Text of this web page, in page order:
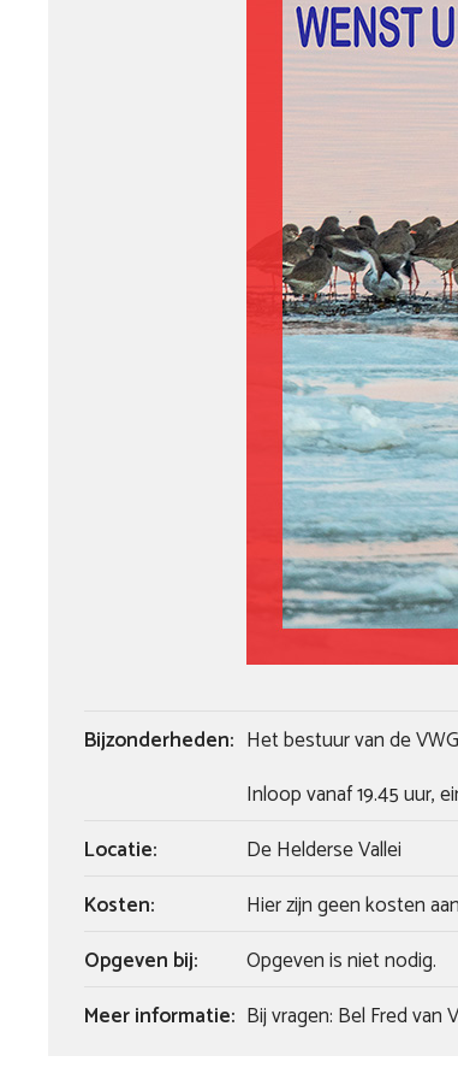
Bijzonderheden: Het bestuur van de
Inloop vanaf 19.45 uur,
Locatie:
De Helderse Vallei
Kosten:
Hier zijn geen kosten
Opgeven bij:
Opgeven is niet nodig.
Meer informatie: Bij vragen: Bel Fred van